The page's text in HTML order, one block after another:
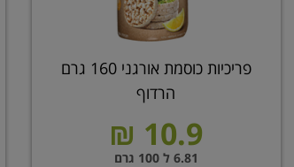
פריכיות כוסמת אורגני 160 גרם
הרדוף
10.9 ₪
6.81 ל 100 גרם